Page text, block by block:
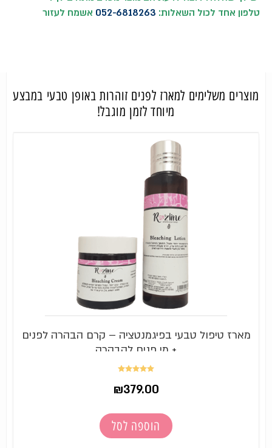
טלפון אחד לכול השאלות: 052-6818263 אשמח לעזור
מוצרים משלימים למארז לפנים זוהרות באופן טבעי במבצע
מיוחד לזמן מוגבל!
מארז טיפול טבעי בפיגמנטציה – קרם הבהרה לפנים
+ מי פנים להבהרה
מתוך 5
₪379.00
הוספה לסל